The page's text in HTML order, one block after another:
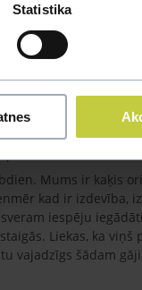
Statistika
Mums ir kaķis
kad ir izdevība,
iespēju
Liekas, ka
vajadzīgs šādam